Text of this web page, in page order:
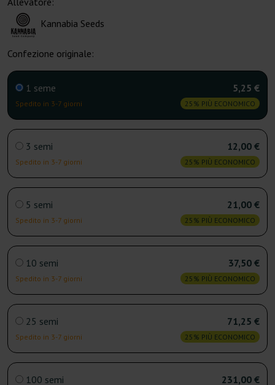
Kannabia Seeds
Confezione originale:
1 seme
Spedito in 3-7 giorni
5,25 €
25% PIÙ ECONOMICO
3 semi
Spedito in 3-7 giorni
12,00 €
25% PIÙ ECONOMICO
5 semi
Spedito in 3-7 giorni
21,00 €
25% PIÙ ECONOMICO
10 semi
Spedito in 3-7 giorni
37,50 €
25% PIÙ ECONOMICO
25 semi
Spedito in 3-7 giorni
71,25 €
25% PIÙ ECONOMICO
100 semi 231,00 €